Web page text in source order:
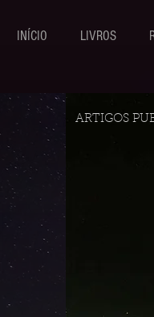
INÍCIO LIVROS
ARTIGOS